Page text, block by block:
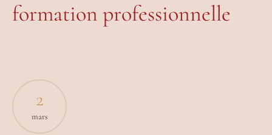
formation professionnelle
2
mars